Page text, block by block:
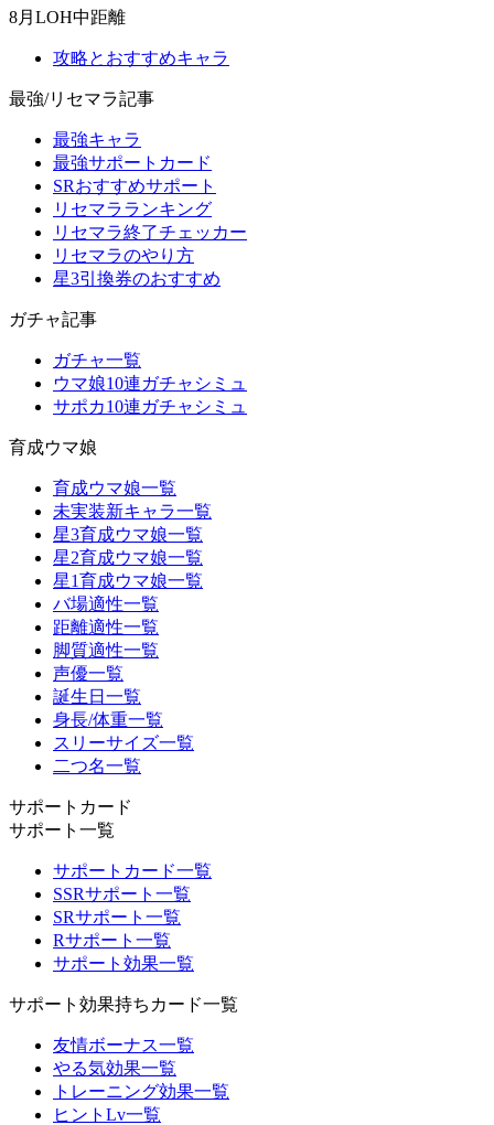
8月LOH中距離
攻略とおすすめキャラ
最強/リセマラ記事
最強キャラ
最強サポートカード
SRおすすめサポート
リセマラランキング
リセマラ終了チェッカー
リセマラのやり方
星3引換券のおすすめ
ガチャ記事
ガチャ一覧
ウマ娘10連ガチャシミュ
サポカ10連ガチャシミュ
育成ウマ娘
育成ウマ娘一覧
未実装新キャラ一覧
星3育成ウマ娘一覧
星2育成ウマ娘一覧
星1育成ウマ娘一覧
バ場適性一覧
距離適性一覧
脚質適性一覧
声優一覧
誕生日一覧
身長/体重一覧
スリーサイズ一覧
二つ名一覧
サポートカード
サポート一覧
サポートカード一覧
SSRサポート一覧
SRサポート一覧
Rサポート一覧
サポート効果一覧
サポート効果持ちカード一覧
友情ボーナス一覧
やる気効果一覧
トレーニング効果一覧
ヒントLv一覧